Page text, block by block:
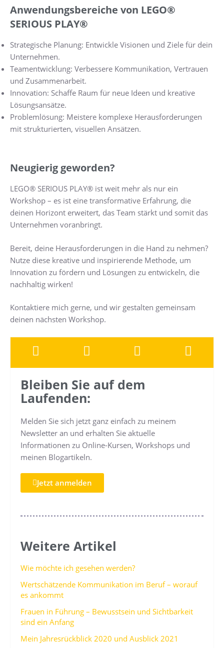
Anwendungsbereiche von LEGO®
SERIOUS PLAY®
Strategische Planung: Entwickle Visionen und Ziele für dein
Unternehmen.
Teamentwicklung: Verbessere Kommunikation, Vertrauen
und Zusammenarbeit.
Innovation: Schaffe Raum für neue Ideen und kreative
Lösungsansätze.
Problemlösung: Meistere komplexe Herausforderungen
mit strukturierten, visuellen Ansätzen.
Neugierig geworden?
LEGO® SERIOUS PLAY® ist weit mehr als nur ein
Workshop – es ist eine transformative Erfahrung, die
deinen Horizont erweitert, das Team stärkt und somit das
Unternehmen voranbringt.
Bereit, deine Herausforderungen in die Hand zu nehmen?
Nutze diese kreative und inspirierende Methode, um
Innovation zu fördern und Lösungen zu entwickeln, die
nachhaltig wirken!
Kontaktiere mich gerne, und wir gestalten gemeinsam
deinen nächsten Workshop.
Bleiben Sie auf dem
Laufenden:
Melden Sie sich jetzt ganz einfach zu meinem
Newsletter an und erhalten Sie aktuelle
Informationen zu Online-Kursen, Workshops und
meinen Blogartikeln.
Jetzt anmelden
Weitere Artikel
Wie möchte ich gesehen werden?
Wertschätzende Kommunikation im Beruf – worauf
es ankommt
Frauen in Führung – Bewusstsein und Sichtbarkeit
sind ein Anfang
Mein Jahresrückblick 2020 und Ausblick 2021